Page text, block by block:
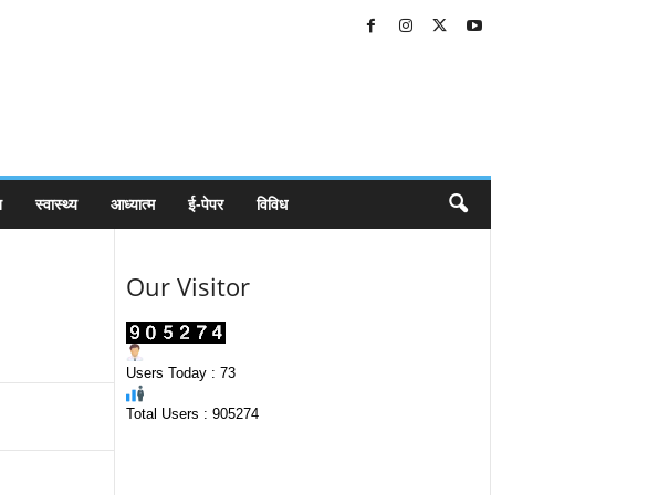
स्वास्थ्य आध्यात्म ई-पेपर विविध
Our Visitor
Users Today : 73
Total Users : 905274